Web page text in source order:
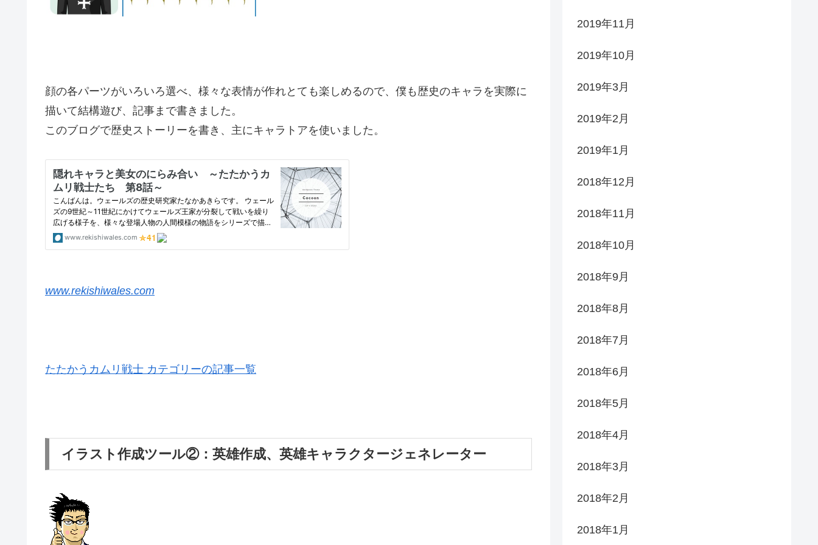
顔の各パーツがいろいろ選べ、様々な表情が作れとても楽しめるので、僕も歴史のキャラを実際に
描いて結構遊び、記事まで書きました。
このブログで歴史ストーリーを書き、主にキャラトアを使いました。
www.rekishiwales.com
たたかうカムリ戦士 カテゴリーの記事一覧
イラスト作成ツール②：英雄作成、英雄キャラクタージェネレーター
2019年11月
2019年10月
2019年3月
2019年2月
2019年1月
2018年12月
2018年11月
2018年10月
2018年9月
2018年8月
2018年7月
2018年6月
2018年5月
2018年4月
2018年3月
2018年2月
2018年1月